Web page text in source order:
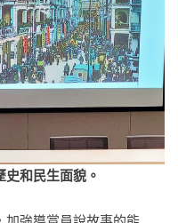
和民生面貌。